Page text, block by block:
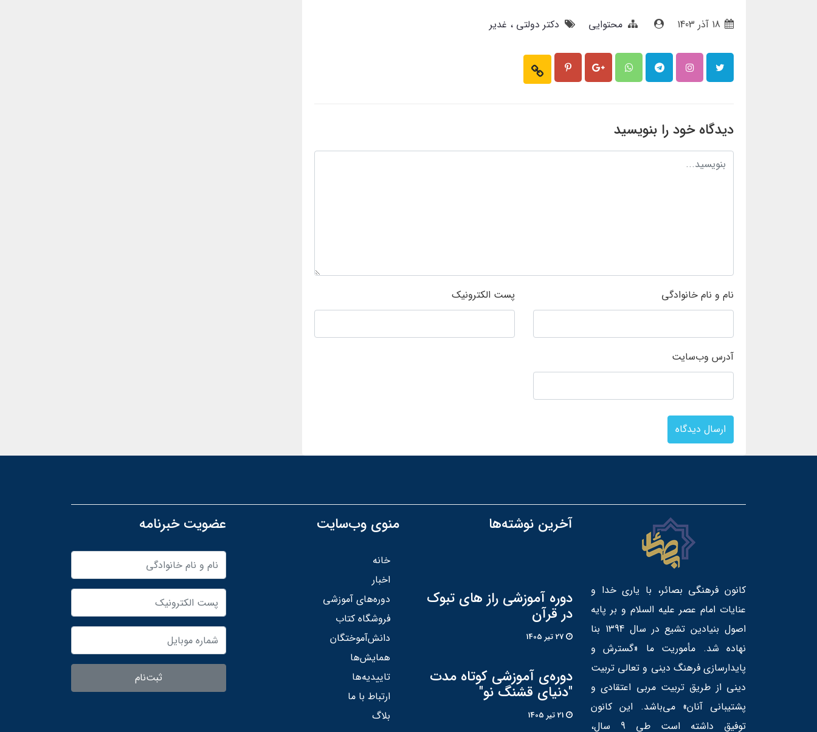
محتوایی دکتر دولتی غدیر
دیدگاه خود را بنویسید
نام و نام خانوادگی پست الکترونیک
آدرس وب‌سایت
ارسال دیدگاه
کانون فرهنگی بصائر، با یاری خدا و
عنایات امام عصر علیه السلام و بر پایه
اصول بنیادین تشیع در سال 1394 بنا
نهاده شد. مأموریت ما «گسترش و
پایدارسازی فرهنگ دینی و تعالی تربیت
دینی از طریق تربیت مربی اعتقادی و
پشتیبانی آنان» می‌باشد. این کانون
توفیق داشته است طی 9 سال،
آخرین نوشته‌ها
دوره آموزشی راز های تبوک
در قرآن
دوره‌ی آموزشی کوتاه مدت
"دنیای قشنگ نو"
منوی وب‌سایت
خانه
اخبار
دوره‌های آموزشی
فروشگاه کتاب
دانش‌آموختگان
همایش‌ها
تاییدیه‌ها
ارتباط با ما
بلاگ
عضویت خبرنامه
ثبت‌نام